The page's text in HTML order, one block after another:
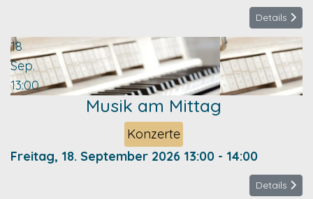
Details
18
Sep.
13:00
Musik am Mittag
Konzerte
Freitag, 18. September 2026 13:00 - 14:00
Details